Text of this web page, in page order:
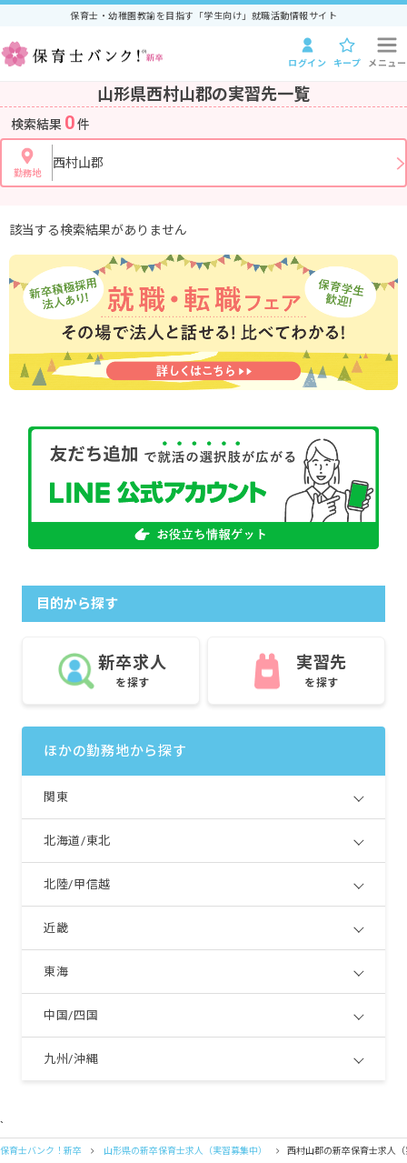
保育士・幼稚園教諭を目指す「学生向け」就職活動情報サイト
ログイン キープ メニュー
山形県西村山郡の実習先一覧
検索結果 0件
勤務地
西村山郡
該当する検索結果がありません
目的から探す
新卒求人
を探す
実習先
を探す
ほかの勤務地から探す
関東
北海道/東北
北陸/甲信越
近畿
東海
中国/四国
九州/沖縄
`
保育士バンク！新卒 山形県の新卒保育士求人（実習募集中） 西村山郡の新卒保育士求人